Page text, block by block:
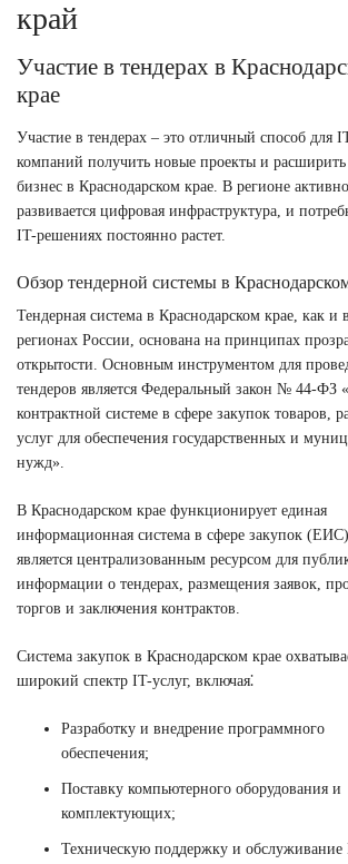
край
Участие в тендерах в
крае
Участие в тендерах – это отличный способ для
компаний получить новые проекты и расширить
бизнес в Краснодарском крае. В регионе активно
развивается цифровая инфраструктура, и
IT-решениях постоянно растет.
Обзор тендерной системы в
Тендерная система в Краснодарском крае, как и
регионах России, основана на принципах
открытости. Основным инструментом для
тендеров является Федеральный закон № 44-ФЗ
контрактной системе в сфере закупок товаров,
услуг для обеспечения государственных и
нужд».
В Краснодарском крае функционирует единая
информационная система в сфере закупок
является централизованным ресурсом для
информации о тендерах, размещения заявок,
торгов и заключения контрактов.
Система закупок в Краснодарском крае
широкий спектр IT-услуг, включая⁚
Разработку и внедрение программного
обеспечения;
Поставку компьютерного оборудования и
комплектующих;
Техническую поддержку и обслуживание